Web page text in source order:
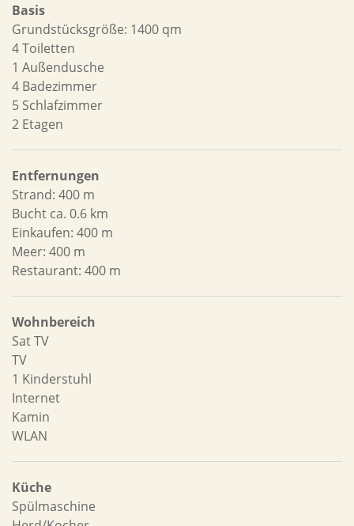
Basis
Grundstücksgröße: 1400 qm
4 Toiletten
1 Außendusche
4 Badezimmer
5 Schlafzimmer
2 Etagen
Entfernungen
Strand: 400 m
Bucht ca. 0.6 km
Einkaufen: 400 m
Meer: 400 m
Restaurant: 400 m
Wohnbereich
Sat TV
TV
1 Kinderstuhl
Internet
Kamin
WLAN
Küche
Spülmaschine